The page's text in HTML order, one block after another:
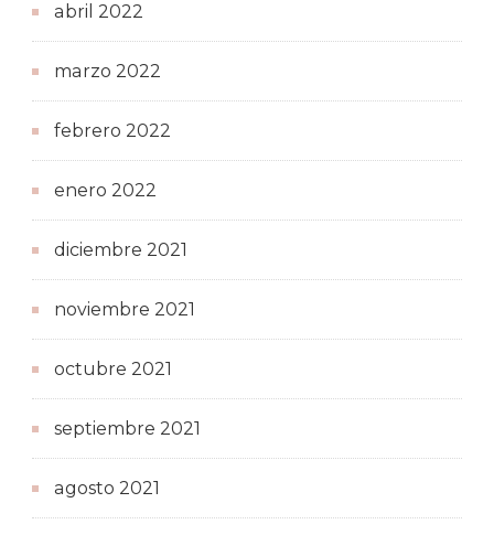
abril 2022
marzo 2022
febrero 2022
enero 2022
diciembre 2021
noviembre 2021
octubre 2021
septiembre 2021
agosto 2021